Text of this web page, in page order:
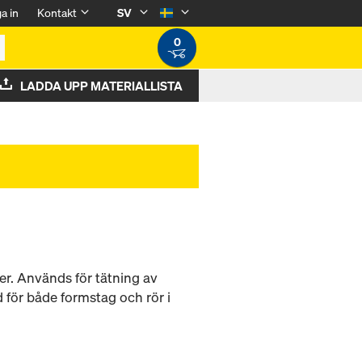
in Kontakt
SV
0
LADDA UPP MATERIALLISTA
Används för tätning av
både formstag och rör i